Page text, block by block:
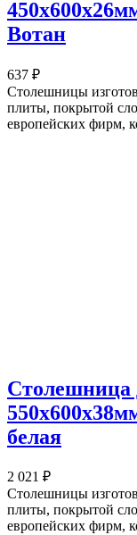
Вотан
637 ₽
Столешницы
плиты, покрытой
европейских фирм,
Столешница
белая
2 021 ₽
Столешницы
плиты, покрытой
европейских фирм,